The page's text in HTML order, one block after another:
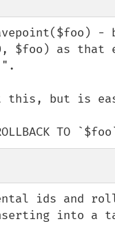
as that
this, but is
TO
ids and
into a